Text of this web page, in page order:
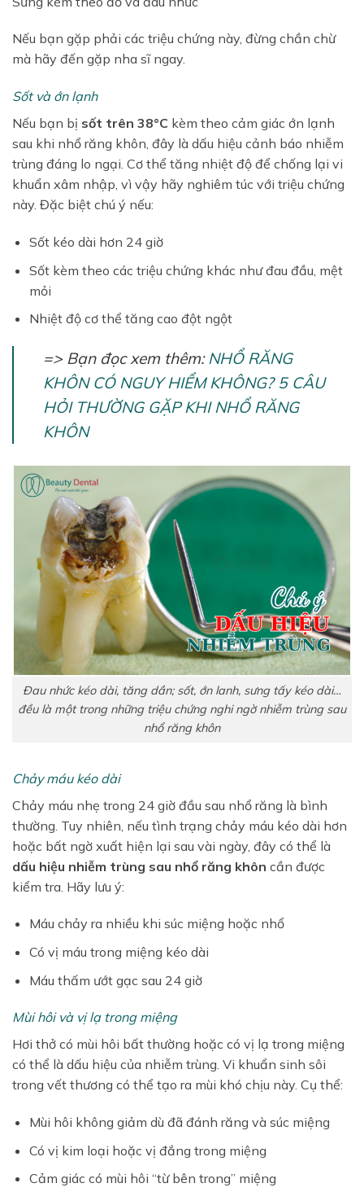
Nếu bạn gặp phải các triệu chứng này, đừng chần chừ
mà hãy đến gặp nha sĩ ngay.
Sốt và ớn lạnh
Nếu bạn bị sốt trên 38°C kèm theo cảm giác ớn lạnh
sau khi nhổ răng khôn, đây là dấu hiệu cảnh báo nhiễm
trùng đáng lo ngại. Cơ thể tăng nhiệt độ để chống lại vi
khuẩn xâm nhập, vì vậy hãy nghiêm túc với triệu chứng
này. Đặc biệt chú ý nếu:
Sốt kéo dài hơn 24 giờ
Sốt kèm theo các triệu chứng khác như đau đầu, mệt
mỏi
Nhiệt độ cơ thể tăng cao đột ngột
=> Bạn đọc xem thêm:NHỔ RĂNG
KHÔN CÓ NGUY HIỂM KHÔNG? 5 CÂU
HỎI THƯỜNG GẶP KHI NHỔ RĂNG
KHÔN
Đau nhức kéo dài, tăng dần; sốt, ớn lanh, sưng tấy kéo dài…
đều là một trong những triệu chứng nghi ngờ nhiễm trùng sau
nhổ răng khôn
Chảy máu kéo dài
Chảy máu nhẹ trong 24 giờ đầu sau nhổ răng là bình
thường. Tuy nhiên, nếu tình trạng chảy máu kéo dài hơn
hoặc bất ngờ xuất hiện lại sau vài ngày, đây có thể là
dấu hiệu nhiễm trùng sau nhổ răng khôn cần được
kiểm tra. Hãy lưu ý:
Máu chảy ra nhiều khi súc miệng hoặc nhổ
Có vị máu trong miệng kéo dài
Máu thấm ướt gạc sau 24 giờ
Mùi hôi và vị lạ trong miệng
Hơi thở có mùi hôi bất thường hoặc có vị lạ trong miệng
có thể là dấu hiệu của nhiễm trùng. Vi khuẩn sinh sôi
trong vết thương có thể tạo ra mùi khó chịu này. Cụ thể:
Mùi hôi không giảm dù đã đánh răng và súc miệng
Có vị kim loại hoặc vị đắng trong miệng
Cảm giác có mùi hôi “từ bên trong” miệng